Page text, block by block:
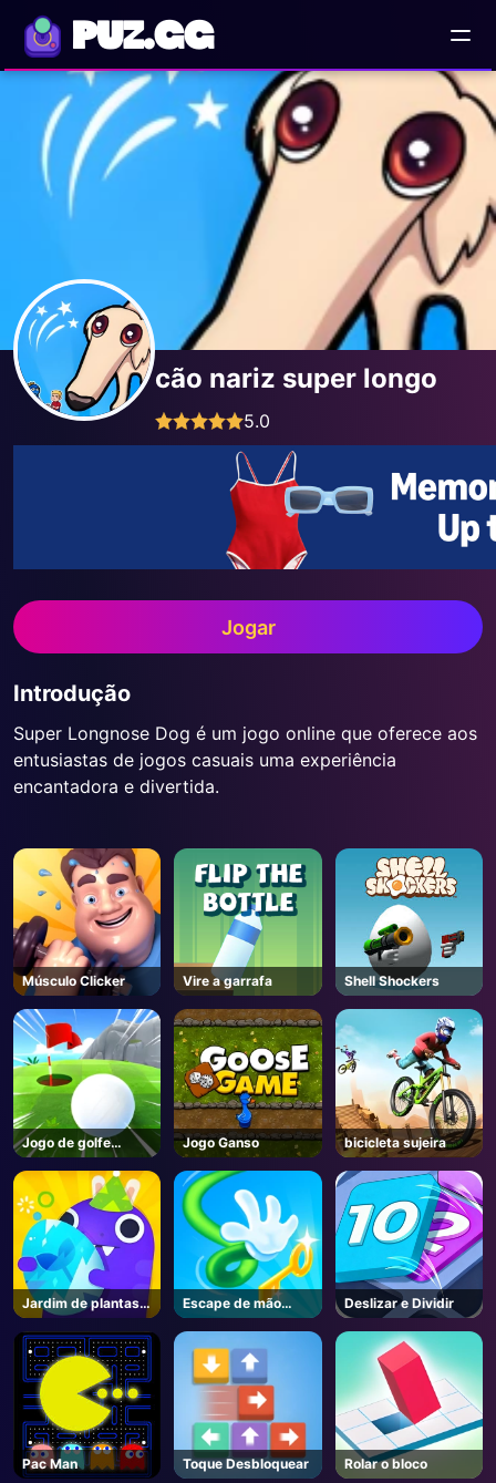
PUZ.GG
cão nariz super longo
5.0
Jogar
Introdução
Super Longnose Dog é um jogo online que oferece aos
entusiastas de jogos casuais uma experiência
encantadora e divertida.
Músculo Clicker Vire a garrafa Shell Shockers
Jogo de golfe
Spark
Jogo Ganso bicicleta sujeira
Jardim de plantas
de bolso
Escape de mão
longa
Deslizar e Dividir
Pac Man Toque Desbloquear Rolar o bloco